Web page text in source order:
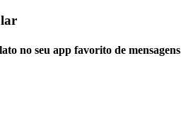
no seu app favorito de